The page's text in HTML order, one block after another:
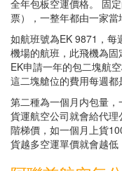
全年包板空運價格。 固
票），一整年都由一家當
如航班號為EK 9871，每
機場的航班，此飛機為
EK申請一年的包二塊航
這二塊艙位的費用每週都
第二種為一個月内包量
貨運航空公司就會給代
階梯價，如一個月上貨
貨越多空運單價就會越低